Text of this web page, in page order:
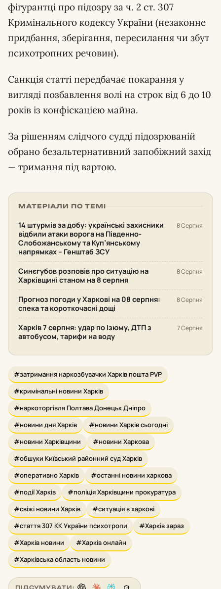
фігурантці про підозру за ч. 2 ст. 307
Кримінального кодексу України (незаконне
придбання, зберігання, пересилання чи збут
психотропних речовин).
Санкція статті передбачає покарання у
вигляді позбавлення волі на строк від 6 до 10
років із конфіскацією майна.
За рішенням слідчого судді підозрюваній
обрано безальтернативний запобіжний захід
— тримання під вартою.
МАТЕРІАЛИ ПО ТЕМІ
14 штурмів за добу: українські захисники
відбили атаки ворога на Південно-
Слобожанському та Куп’янському
напрямках – Генштаб ЗСУ
8 Серпня
Синєгубов розповів про ситуацію на
Харківщині станом на 8 серпня
8 Серпня
Прогноз погоди у Харкові на 08 серпня:
спека та короткочасні дощі
8 Серпня
Харків 7 серпня: удар по Ізюму, ДТП з
автобусом, тарифи на воду
7 Серпня
#затримання наркозбувачки Харків пошта PVP
#кримінальні новини Харків
#наркоторгівля Полтава Донецьк Дніпро
#новини дня Харків
#новини Харків сьогодні
#новини Харківщини
#новини Харкова
#обшуки Київський районний суд Харків
#оперативно Харків
#останні новини харкова
#події Харків
#поліція Харківщини прокуратура
#свіжі новини Харків
#ситуація в харкові
#стаття 307 КК України психотропи
#Харків зараз
#Харків новини
#Харків онлайн
#Харківська область новини